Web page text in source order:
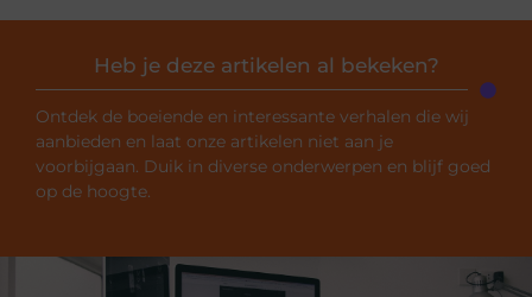
Heb je deze artikelen al bekeken?
Ontdek de boeiende en interessante verhalen die wij
aanbieden en laat onze artikelen niet aan je
voorbijgaan. Duik in diverse onderwerpen en blijf goed
op de hoogte.